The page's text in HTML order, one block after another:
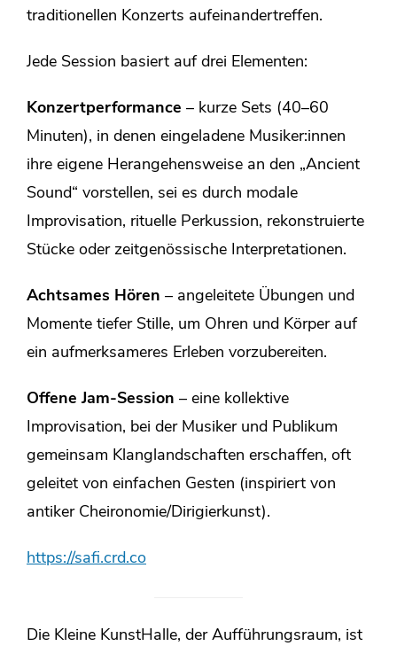
traditionellen Konzerts aufeinandertreffen.
Jede Session basiert auf drei Elementen:
Konzertperformance – kurze Sets (40–60
Minuten), in denen eingeladene Musiker:innen
ihre eigene Herangehensweise an den „Ancient
Sound“ vorstellen, sei es durch modale
Improvisation, rituelle Perkussion, rekonstruierte
Stücke oder zeitgenössische Interpretationen.
Achtsames Hören – angeleitete Übungen und
Momente tiefer Stille, um Ohren und Körper auf
ein aufmerksameres Erleben vorzubereiten.
Offene Jam-Session – eine kollektive
Improvisation, bei der Musiker und Publikum
gemeinsam Klanglandschaften erschaffen, oft
geleitet von einfachen Gesten (inspiriert von
antiker Cheironomie/Dirigierkunst).
https://safi.crd.co
Die Kleine KunstHalle, der Aufführungsraum, ist